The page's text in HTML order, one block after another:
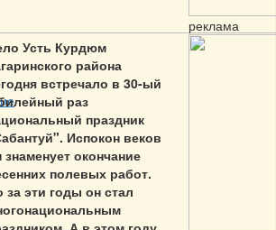
Усть Курдюм
района
встречало в 30-ый
раз
праздник
Испокон веков
знаменует окончание
полевых работ.
за эти годы он стал
реклама